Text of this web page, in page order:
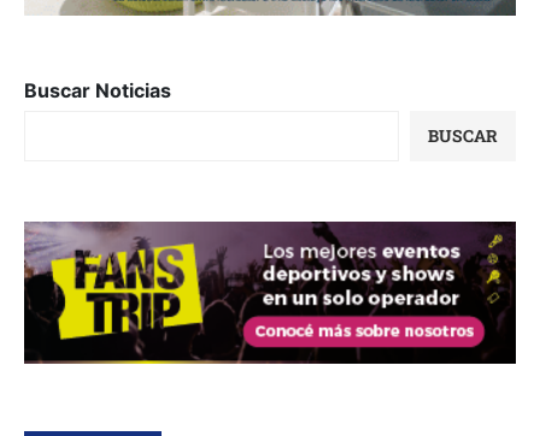
Buscar Noticias
BUSCAR